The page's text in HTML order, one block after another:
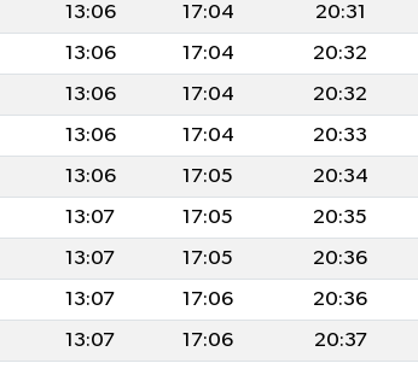
13:06 17:04 20:31
13:06 17:04 20:32
13:06 17:04 20:32
13:06 17:04 20:33
13:06 17:05 20:34
13:07 17:05 20:35
13:07 17:05 20:36
13:07 17:06 20:36
13:07 17:06 20:37